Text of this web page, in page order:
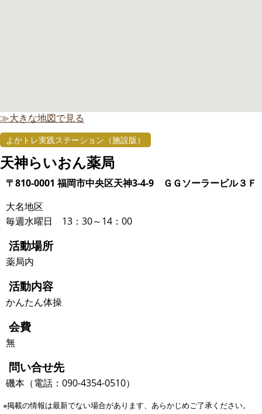
≫大きな地図で見る
よかトレ実践ステーション（施設版）
天神らいおん薬局
〒810-0001 福岡市中央区天神3-4-9 ＧＧソーラービル３Ｆ
大名地区
毎週水曜日 13：30～14：00
活動場所
薬局内
活動内容
かんたん体操
会費
無
問い合せ先
磯本（電話：090-4354-0510）
※掲載の情報は最新でない場合があります、あらかじめご了承ください。